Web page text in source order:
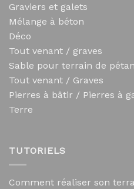
Graviers et galets
Mélange à béton
Déco
Tout venant / graves
Sable pour terrain de
Tout venant / Graves
Pierres à bâtir / Pierres à
Terre
TUTORIELS
Comment réaliser son